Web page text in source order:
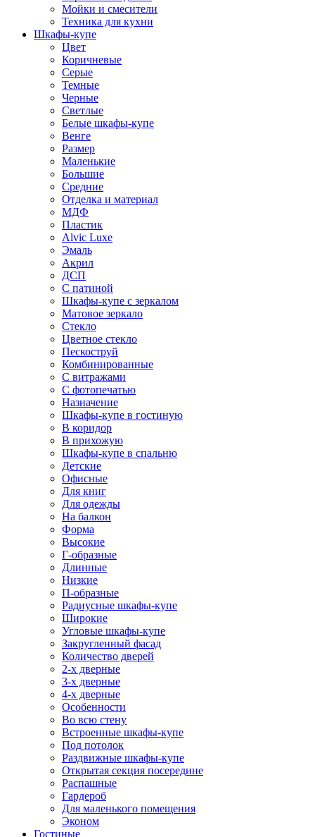
Мойки и смесители
Техника для кухни
Шкафы-купе
Цвет
Коричневые
Серые
Темные
Черные
Светлые
Белые шкафы-купе
Венге
Размер
Маленькие
Большие
Средние
Отделка и материал
МДФ
Пластик
Alvic Luxe
Эмаль
Акрил
ДСП
С патиной
Шкафы-купе с зеркалом
Матовое зеркало
Стекло
Цветное стекло
Пескоструй
Комбинированные
С витражами
С фотопечатью
Назначение
Шкафы-купе в гостиную
В коридор
В прихожую
Шкафы-купе в спальню
Детские
Офисные
Для книг
Для одежды
На балкон
Форма
Высокие
Г-образные
Длинные
Низкие
П-образные
Радиусные шкафы-купе
Широкие
Угловые шкафы-купе
Закругленный фасад
Количество дверей
2-х дверные
3-х дверные
4-х дверные
Особенности
Во всю стену
Встроенные шкафы-купе
Под потолок
Раздвижные шкафы-купе
Открытая секция посередине
Распашные
Гардероб
Для маленького помещения
Эконом
Гостиные